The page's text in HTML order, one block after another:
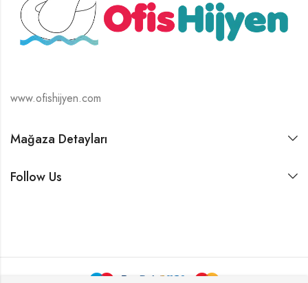
www.ofishijyen.com
Mağaza Detayları
Follow Us